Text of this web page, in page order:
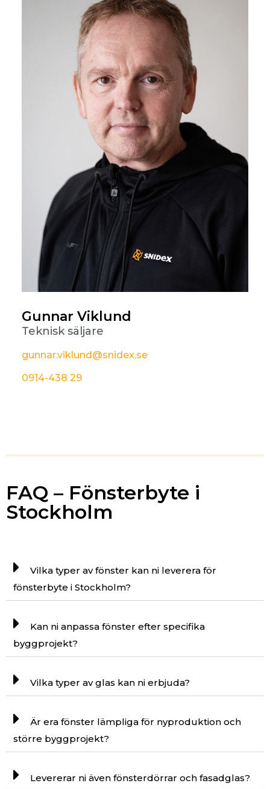
Gunnar Viklund
Teknisk säljare
gunnar.viklund@snidex.se
0914-438 29
FAQ – Fönsterbyte i
Stockholm
Vilka typer av fönster kan ni leverera för
fönsterbyte i Stockholm?
Kan ni anpassa fönster efter specifika
byggprojekt?
Vilka typer av glas kan ni erbjuda?
Är era fönster lämpliga för nyproduktion och
större byggprojekt?
Levererar ni även fönsterdörrar och fasadglas?